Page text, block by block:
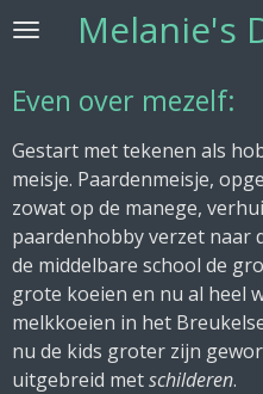
Ga
de
hoofdinhoud
Melanie's
Even over mezelf:
Gestart met tekenen als
meisje. Paardenmeisje,
zowat op de manege,
paardenhobby verzet naar
de middelbare school de
grote koeien en nu al heel
melkkoeien in het
nu de kids groter zijn
uitgebreid metschilderen.